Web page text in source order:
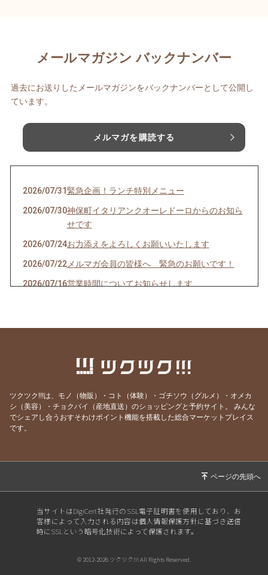
メールマガジン バックナンバー
過去にお送りしたメールマガジンをバックナンバーとして公開し
ています。
メルマガを購読する
2026/07/31 緊急企画！ランチ特別メニュー
2026/07/30神保町イタリアンクオーレドーロからのお知ら
せです
2026/07/24お力添えをよろしくお願いいたします
2026/07/22メルマガ会員の皆様へ 緊急のお願いです！
2026/07/16営業時間についてお知らせします
急なお知らせですみません！
2026/06/19 モモのパスタの試作を作りました
2026/06/09 先週はほとんどランチ営業ができず・・・申し
骨付き肉とクラフトビールの店 神保町イタリ
アンクオーレドーロです
2026/05/01５月生まれの貴方へ
2026/04/28お知らせです
ツクツク!!!は、モノ（物販）・コト（体験）・ゴチソウ（グルメ）・オメカ
シ（美容）・チョクバイ（産地直送）のショッピングと予約サイト。
みんな
でシェアし合うおすそわけポイント機能を搭載した総合マーケットプレイス
です。
当サイトはDigiCert社発行のSSL電子証明書を使用しており、お
客様によって入力される内容は個人情報保護方針に基づき送信
時にSSLという暗号化技術によって保護されます。
© 2012-2026 ツクツク!!! All Rights Reserved.